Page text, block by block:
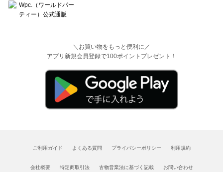
＼お買い物をもっと便利に／
アプリ新規会員登録で100ポイントプレゼント！
ご利用ガイド よくある質問 プライバシーポリシー 利用規約
会社概要 特定商取引法 古物営業法に基づく記載 お問い合わせ